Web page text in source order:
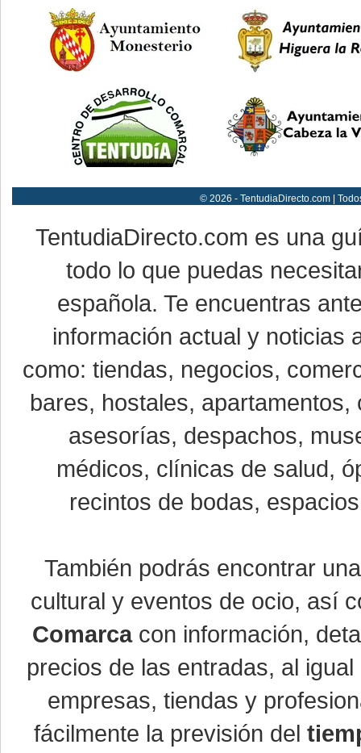
© 2026 - TentudiaDirecto.com |
TentudiaDirecto.com es una
todo lo que puedas
española. Te encuentras
información actual y noticias
como: tiendas, negocios,
bares, hostales,
asesorías, despachos,
médicos, clínicas de salud,
recintos de bodas,
También podrás encontrar
cultural y eventos de ocio, así
Comarcacon información,
precios de las entradas, al
empresas, tiendas y
fácilmente la previsión del